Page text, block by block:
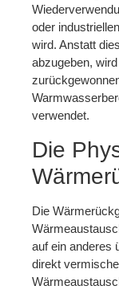
oder
wird. Anstatt
abzugeben,
verwendet.
Die
Die
auf ein anderes
direkt